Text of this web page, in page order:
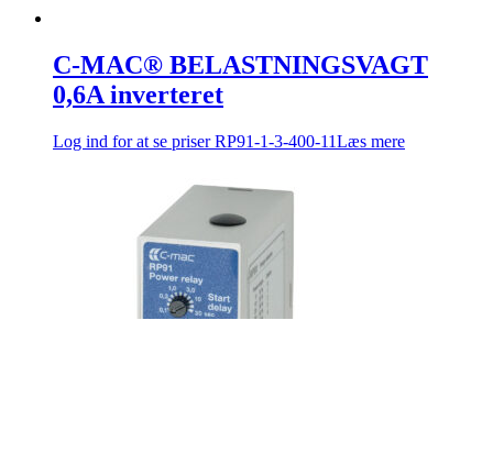
C-MAC® BELASTNINGSVAGT
0,6A inverteret
Log ind for at se priserRP91-1-3-400-11Læs mere